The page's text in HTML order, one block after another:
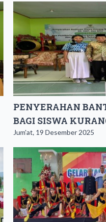
PENYERAHAN
BAGI SISWA
Jum'at, 19 Desember 2025